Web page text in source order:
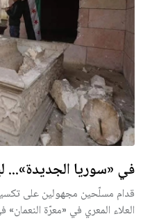
في «سوريا الجديدة»...
قدام مسلّحين مجهولين على
العلاء المعري في «معرّة النعمان»